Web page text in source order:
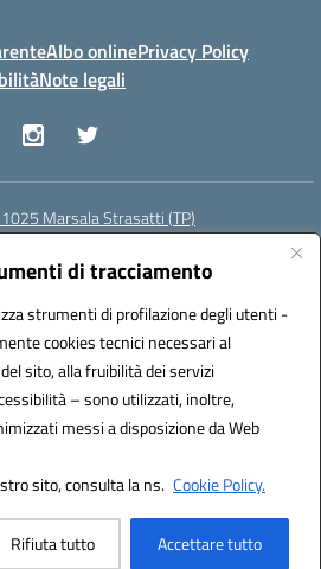
di tracciamento
strumenti di profilazione degli utenti -
cookies tecnici necessari al
sito, alla fruibilità dei servizi
– sono utilizzati, inoltre,
messi a disposizione da Web
sito, consulta la ns. Cookie Policy.
Rifiuta tutto Accettare tutto
Albo onlinePrivacy Policy
Note legali
Marsala Strasatti (TP)
tpic81600v@pec.istruzione.it
Amministrazioni (IPA): istsc_tpic81600v
UFODYY
by 3D Solution S.r.l.
Design by Designers Italia